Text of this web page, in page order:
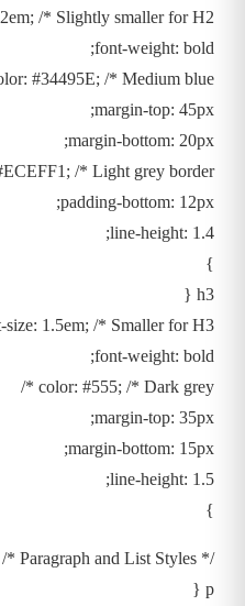
/* Slightly smaller for H2 */
font-weight: bold;
#34495E; /* Medium blue */
margin-top: 45px;
margin-bottom: 20px;
/* Light grey border */
padding-bottom: 12px;
line-height: 1.4;
}
h3 {
size: 1.5em; /* Smaller for H3 */
font-weight: bold;
color: #555; /* Dark grey */
margin-top: 35px;
margin-bottom: 15px;
line-height: 1.5;
}
/* Paragraph and List Styles */
p {